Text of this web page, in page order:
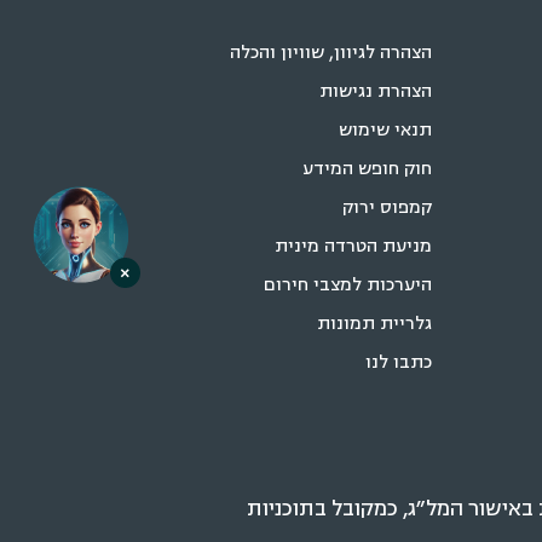
הצהרה לגיוון, שוויון והכלה
הצהרת נגישות
תנאי שימוש
חוק חופש המידע
קמפוס ירוק
מניעת הטרדה מינית
היערכות למצבי חירום
גלריית תמונות
כתבו לנו
המל״ג, כמקובל בתוכניות
×